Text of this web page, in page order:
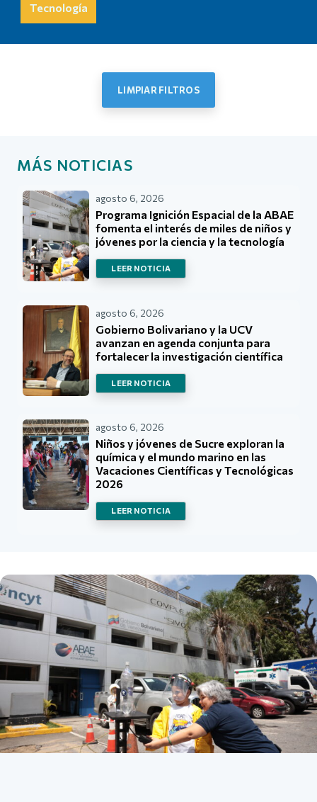
Listado de noticias
Tecnología
LIMPIAR FILTROS
MÁS NOTICIAS
agosto 6, 2026
Programa Ignición Espacial de la ABAE
fomenta el interés de miles de niños y
jóvenes por la ciencia y la tecnología
LEER NOTICIA
agosto 6, 2026
Gobierno Bolivariano y la UCV
avanzan en agenda conjunta para
fortalecer la investigación científica
LEER NOTICIA
agosto 6, 2026
Niños y jóvenes de Sucre exploran la
química y el mundo marino en las
Vacaciones Científicas y Tecnológicas
2026
LEER NOTICIA